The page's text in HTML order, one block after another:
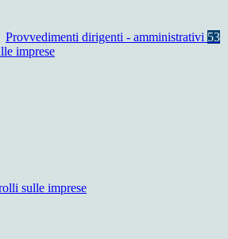
Provvedimenti dirigenti - amministrativi 53
imprese
sulle imprese